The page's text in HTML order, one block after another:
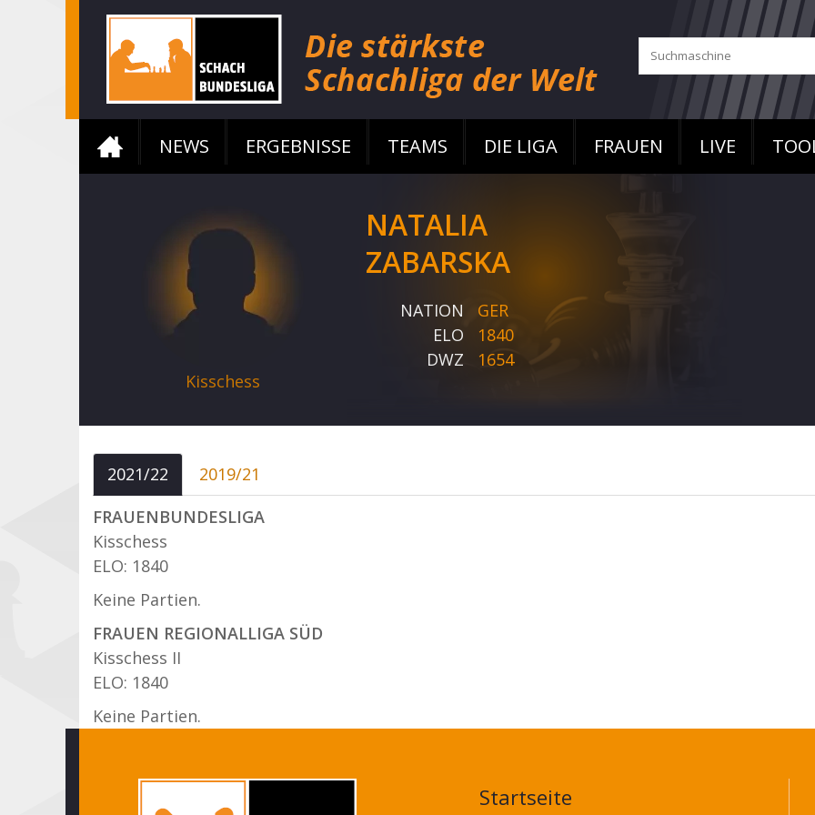
NEWS ERGEBNISSE TEAMS DIE LIGA FRAUEN LIVE
Kisschess
NATALIA
ZABARSKA
NATION
GER
ELO
1840
DWZ
1654
2021/22
2019/21
FRAUENBUNDESLIGA
Kisschess
ELO: 1840
Keine Partien.
FRAUEN REGIONALLIGA SÜD
Kisschess II
ELO: 1840
Keine Partien.
MAIN
Startseite